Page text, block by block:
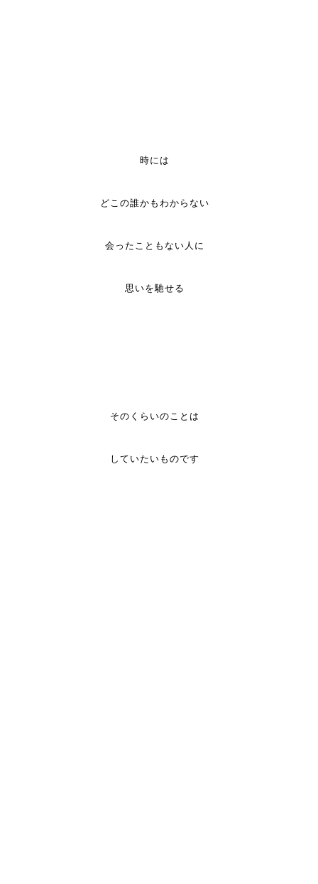
時には
どこの誰かもわからない
会ったこともない人に
思いを馳せる
そのくらいのことは
していたいものです